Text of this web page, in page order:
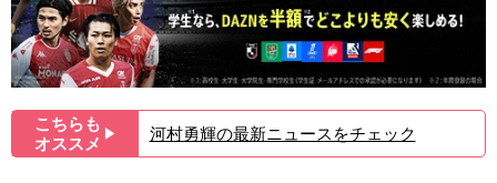
こちらも
オススメ ▶︎ 河村勇輝の最新ニュースをチェック